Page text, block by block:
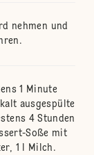
nehmen und
1 Minute
ausgespülte
4 Stunden
Soße mit
1 l Milch.